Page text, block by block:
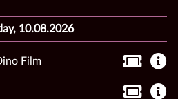
10.08.2026
Film